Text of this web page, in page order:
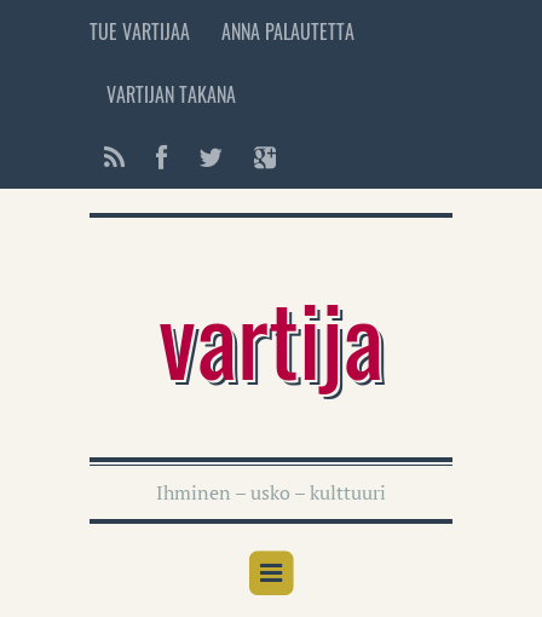
TUE VARTIJAA ANNA PALAUTETTA
VARTIJAN TAKANA
vartija
Ihminen – usko – kulttuuri